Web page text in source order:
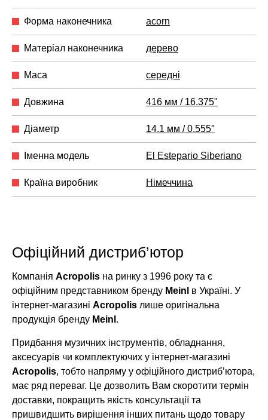
Форма наконечника acorn
Матеріал наконечника дерево
Маса середні
Довжина 416 мм / 16.375"
Діаметр 14.1 мм / 0.555″
Іменна модель El Estepario Siberiano
Країна виробник Німеччина
Офіційний дистриб’ютор
Компанія Acropolis на ринку з 1996 року та є
офіційним представником бренду Meinl в Україні. У
інтернет-магазині Acropolis лише оригінальна
продукція бренду Meinl .
Придбання музичних інструментів, обладнання,
аксесуарів чи комплектуючих у інтернет-магазині
Acropolis, тобто напряму у офіційного дистриб’ютора,
має ряд переваг. Це дозволить Вам скоротити термін
доставки, покращить якість консультації та
пришвидшить вирішення інших питань щодо товару